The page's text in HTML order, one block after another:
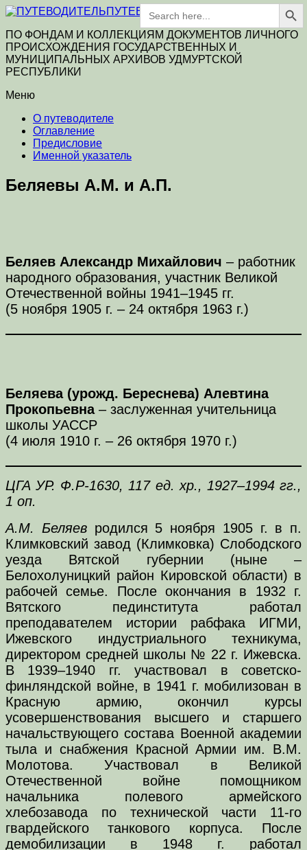
Search
for:
Search Button
ПУТЕВОДИТЕЛЬ
ПО ФОНДАМ И КОЛЛЕКЦИЯМ ДОКУМЕНТОВ ЛИЧНОГО
ПРОИСХОЖДЕНИЯ ГОСУДАРСТВЕННЫХ И
МУНИЦИПАЛЬНЫХ АРХИВОВ УДМУРТСКОЙ
РЕСПУБЛИКИ
Меню
О путеводителе
Оглавление
Предисловие
Именной указатель
Беляевы А.М. и А.П.
Беляев Александр Михайлович – работник
народного образования, участник Великой
Отечественной войны 1941–1945 гг.
(5 ноября 1905 г. – 24 октября 1963 г.)
Беляева (урожд. Береснева) Алевтина
Прокопьевна– заслуженная учительница
школы УАССР
(4 июля 1910 г. – 26 октября 1970 г.)
ЦГА УР. Ф.Р-1630, 117 ед. хр., 1927–1994 гг.,
1 оп.
А.М. Беляевродился 5 ноября 1905 г. в п.
Климковский завод (Климковка) Слободского
уезда Вятской губернии (ныне –
Белохолуницкий район Кировской области) в
рабочей семье. После окончания в 1932 г.
Вятского пединститута работал
преподавателем истории рабфака ИГМИ,
Ижевского индустриального техникума,
директором средней школы № 22 г. Ижевска.
В 1939–1940 гг. участвовал в советско-
финляндской войне, в 1941 г. мобилизован в
Красную армию, окончил курсы
усовершенствования высшего и старшего
начальствующего состава Военной академии
тыла и снабжения Красной Армии им. В.М.
Молотова. Участвовал в Великой
Отечественной войне помощником
начальника полевого армейского
хлебозавода по технической части 11-го
гвардейского танкового корпуса. После
демобилизации в 1948 г. работал